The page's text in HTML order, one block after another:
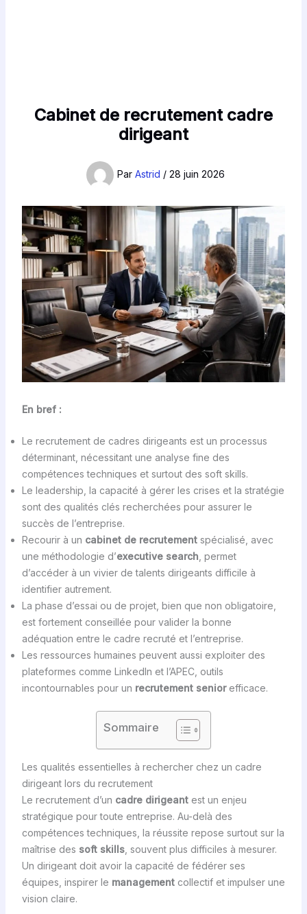
Cabinet de recrutement cadre
dirigeant
Par Astrid / 28 juin 2026
En bref :
Le recrutement de cadres dirigeants est un processus
déterminant, nécessitant une analyse fine des
compétences techniques et surtout des soft skills.
Le leadership, la capacité à gérer les crises et la stratégie
sont des qualités clés recherchées pour assurer le
succès de l’entreprise.
Recourir à un cabinet de recrutementspécialisé, avec
une méthodologie d’executive search , permet
d’accéder à un vivier de talents dirigeants difficile à
identifier autrement.
La phase d’essai ou de projet, bien que non obligatoire,
est fortement conseillée pour valider la bonne
adéquation entre le cadre recruté et l’entreprise.
Les ressources humaines peuvent aussi exploiter des
plateformes comme LinkedIn et l’APEC, outils
incontournables pour un recrutement seniorefficace.
Sommaire
Les qualités essentielles à rechercher chez un cadre
dirigeant lors du recrutement
Le recrutement d’un cadre dirigeantest un enjeu
stratégique pour toute entreprise. Au-delà des
compétences techniques, la réussite repose surtout sur la
maîtrise des soft skills, souvent plus difficiles à mesurer.
Un dirigeant doit avoir la capacité de fédérer ses
équipes, inspirer le managementcollectif et impulser une
vision claire.